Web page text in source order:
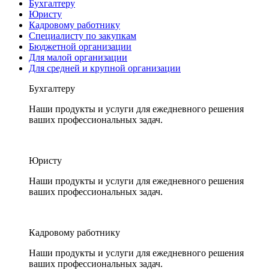
Бухгалтеру
Юристу
Кадровому работнику
Специалисту по закупкам
Бюджетной организации
Для малой организации
Для средней и крупной организации
Бухгалтеру
Наши продукты и услуги для ежедневного решения
ваших профессиональных задач.
Юристу
Наши продукты и услуги для ежедневного решения
ваших профессиональных задач.
Кадровому работнику
Наши продукты и услуги для ежедневного решения
ваших профессиональных задач.